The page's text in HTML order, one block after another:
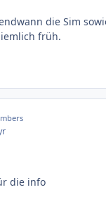
die Sim
früh.
die info